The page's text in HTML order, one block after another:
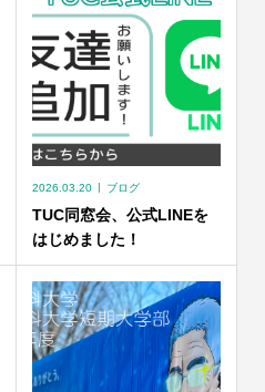
2026.03.20 ブログ
TUC同窓会、公式LINEを
はじめました！